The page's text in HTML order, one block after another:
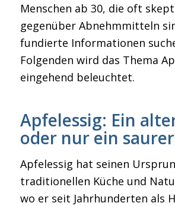
Menschen ab 30, die oft
gegenüber Abnehmmitteln
fundierte Informationen
Folgenden wird das Thema
eingehend beleuchtet.
Apfelessig: Ein
oder nur ein saurer
Apfelessig hat seinen
traditionellen Küche und
wo er seit Jahrhunderten als